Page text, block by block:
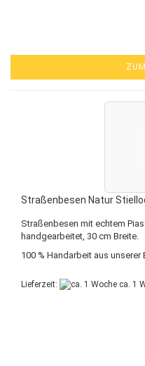
Straßenbesen Natur
Straßenbesen mit echtem
handgearbeitet, 30 cm Breite.
100 % Handarbeit aus
Lieferzeit: ca. 1